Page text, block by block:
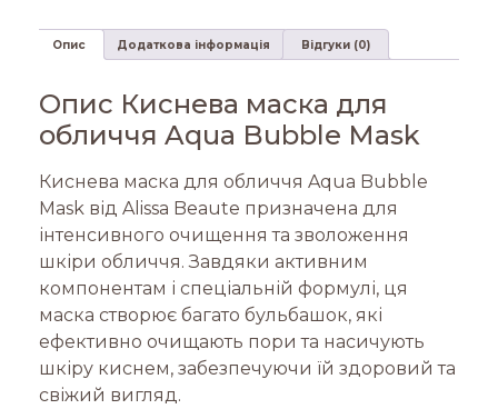
Опис Додаткова інформація Відгуки (0)
Опис Киснева маска для
обличчя Aqua Bubble Mask
Киснева маска для обличчя Aqua Bubble
Mask від Alissa Beaute призначена для
інтенсивного очищення та зволоження
шкіри обличчя. Завдяки активним
компонентам і спеціальній формулі, ця
маска створює багато бульбашок, які
ефективно очищають пори та насичують
шкіру киснем, забезпечуючи їй здоровий та
свіжий вигляд.